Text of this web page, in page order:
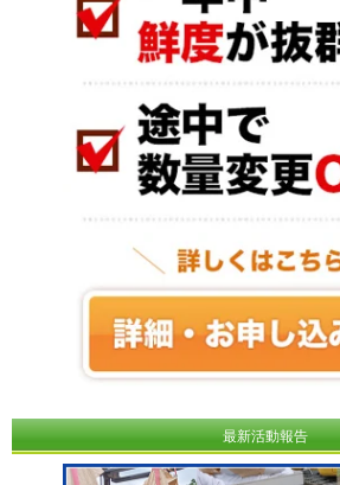
最新活動報告